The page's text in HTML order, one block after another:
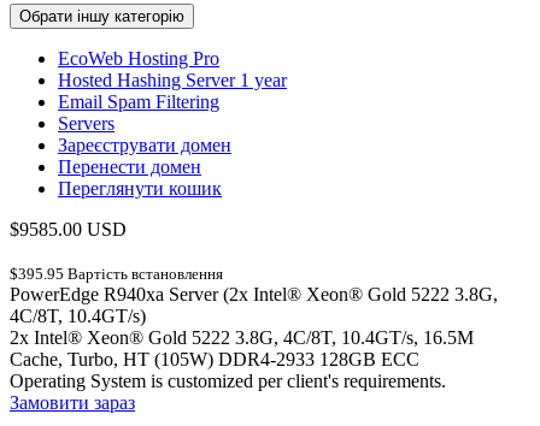
Обрати іншу категорію
EcoWeb Hosting Pro
Hosted Hashing Server 1 year
Email Spam Filtering
Servers
Зареєструвати домен
Перенести домен
Переглянути кошик
$9585.00 USD
$395.95 Вартість встановлення
PowerEdge R940xa Server (2x Intel® Xeon® Gold 5222 3.8G,
4C/8T, 10.4GT/s)
2x Intel® Xeon® Gold 5222 3.8G, 4C/8T, 10.4GT/s, 16.5M
Cache, Turbo, HT (105W) DDR4-2933 128GB ECC
Operating System is customized per client's requirements.
Замовити зараз